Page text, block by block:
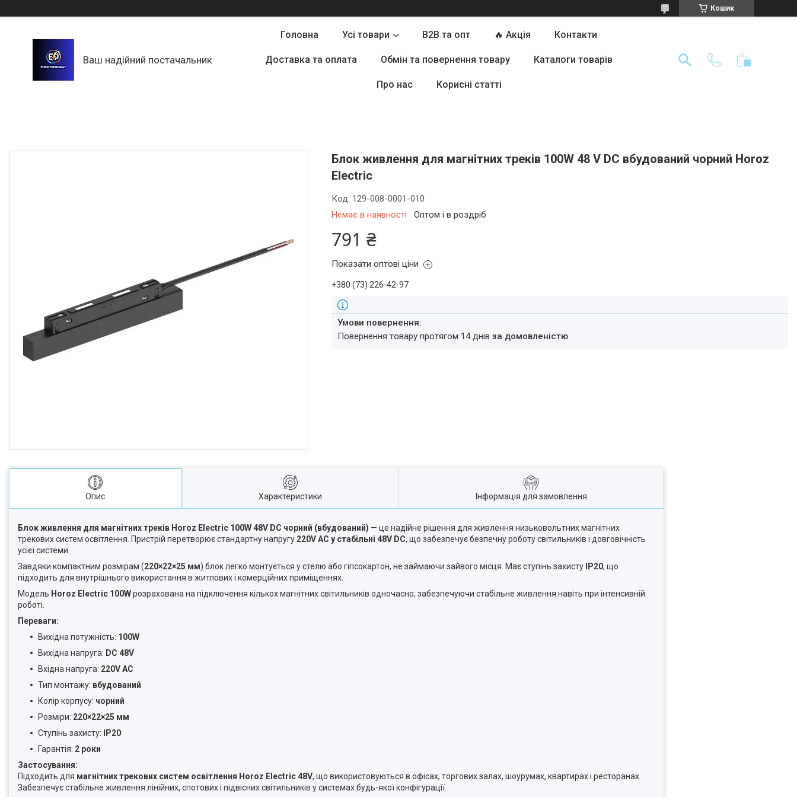
Кошик
Ваш надійний постачальник
Головна Усі товари B2B та опт 🔥 Акція Контакти
Доставка та оплата Обмін та повернення товару Каталоги товарів
Про нас Корисні статті
Блок живлення для магнітних треків 100W 48 V DC вбудований чорний Horoz
Electric
Немає в наявності Оптом і в роздріб
Код: 129-008-0001-010
791 ₴
Показати оптові ціни
+380 (73) 226-42-97
повернення товару протягом 14 днівза домовленістю
Опис Характеристики Інформація для замовлення
Блок живлення для магнітних треків Horoz Electric 100W 48V DC чорний (вбудований) — це надійне рішення для живлення низьковольтних магнітних
трекових систем освітлення. Пристрій перетворює стандартну напругу 220V AC у стабільні 48V DC, що забезпечує безпечну роботу світильників і довговічність
усієї системи.
Завдяки компактним розмірам (220×22×25 мм) блок легко монтується у стелю або гіпсокартон, не займаючи зайвого місця. Має ступінь захисту IP20, що
підходить для внутрішнього використання в житлових і комерційних приміщеннях.
Модель Horoz Electric 100Wрозрахована на підключення кількох магнітних світильників одночасно, забезпечуючи стабільне живлення навіть при інтенсивній
роботі.
Переваги:
Вихідна потужність: 100W
Вихідна напруга: DC 48V
Вхідна напруга: 220V AC
Тип монтажу: вбудований
Колір корпусу: чорний
Розміри: 220×22×25 мм
Ступінь захисту:
IP20
Гарантія: 2 роки
Застосування:
Підходить для магнітних трекових систем освітлення Horoz Electric 48V, що використовуються в офісах, торгових залах, шоурумах, квартирах і ресторанах.
Забезпечує стабільне живлення лінійних, спотових і підвісних світильників у системах будь-якої конфігурації.